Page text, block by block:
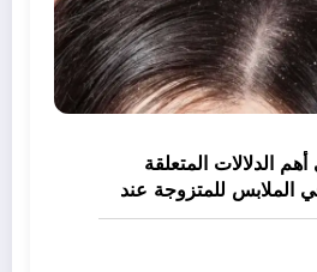
الدلالات المتعلقة
الملابس للمتزوجة عند